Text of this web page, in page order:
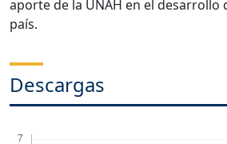
aporte de la UNAH en el desarrollo
país.
Descargas